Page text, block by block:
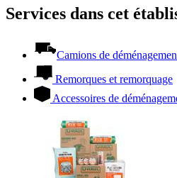
Services dans cet
Camions de
Remorques et remorquage
Accessoires de